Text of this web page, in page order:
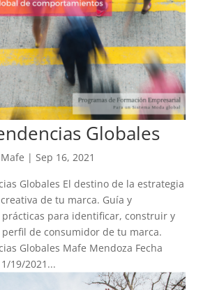
Globales
| Sep 16, 2021
Globales El destino de la estrategia
de tu marca. Guía y
para identificar, construir y
de consumidor de tu marca.
Globales Mafe Mendoza Fecha
19/2021...